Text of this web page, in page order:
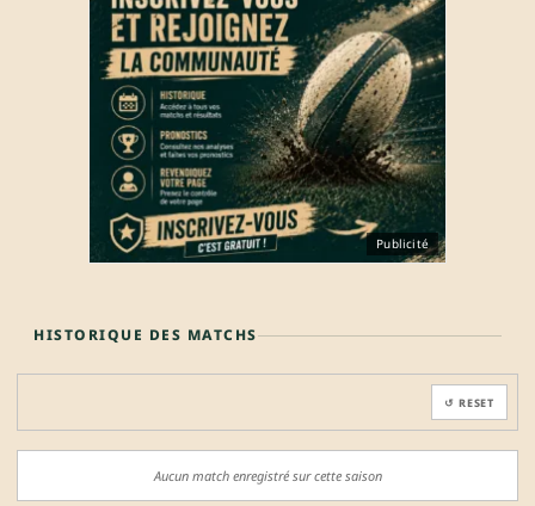
Publicité
HISTORIQUE DES MATCHS
↺ RESET
Aucun match enregistré sur cette saison